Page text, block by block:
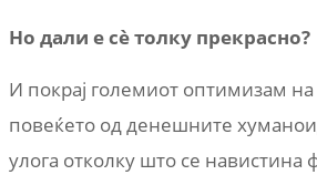
Но дали е сè толку прекрасно?
И покрај големиот оптимизам
повеќето од денешните
улога отколку што се